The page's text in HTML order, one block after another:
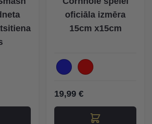
oficiāla izmēra
15cm x15cm
19,99 €